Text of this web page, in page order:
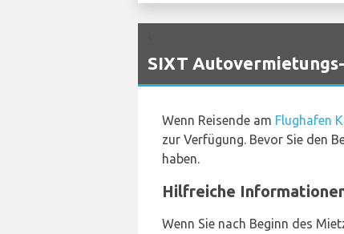
SIXT
Wenn Reisende am Flughafen
zur Verfügung. Bevor Sie den
haben.
Hilfreiche
Wenn Sie nach Beginn des